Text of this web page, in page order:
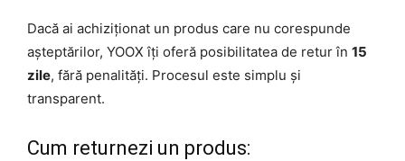
Dacă ai achiziționat un produs care nu corespunde
așteptărilor, YOOX îți oferă posibilitatea de retur în 15
zile, fără penalități. Procesul este simplu și
transparent.
Cum returnezi un produs: